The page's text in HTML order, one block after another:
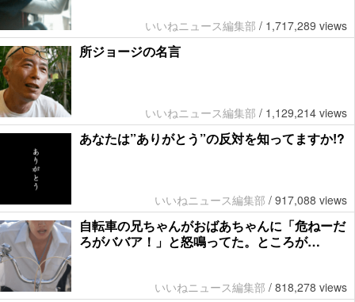
いいねニュース編集部 / 1,717,289 views
所ジョージの名言
いいねニュース編集部 / 1,129,214 views
あなたは”ありがとう”の反対を知ってますか!?
いいねニュース編集部 / 917,088 views
自転車の兄ちゃんがおばあちゃんに「危ねーだ
ろがババア！」と怒鳴ってた。ところが…
いいねニュース編集部 / 818,278 views